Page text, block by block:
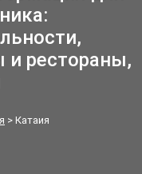
рестораны,
> Катаия